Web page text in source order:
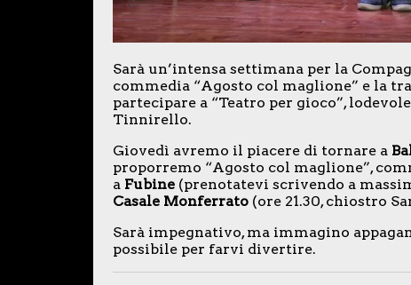
Sarà un’intensa settimana per la
commedia “Agosto col maglione” e la
partecipare a “Teatro per gioco”,
Tinnirello.
Giovedì avremo il piacere di tornare a
proporremo “Agosto col maglione”,
a Fubine(prenotatevi scrivendo a
Casale Monferrato (ore 21.30, chiostro
Sarà impegnativo, ma immagino
possibile per farvi divertire.